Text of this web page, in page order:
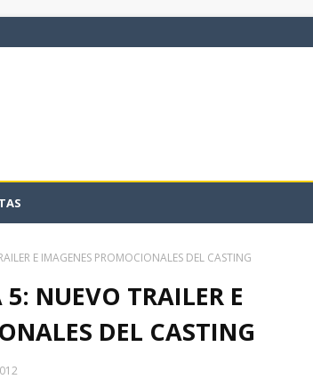
E IMAGENES PROMOCIONALES DEL CASTING
NUEVO TRAILER E
DEL CASTING